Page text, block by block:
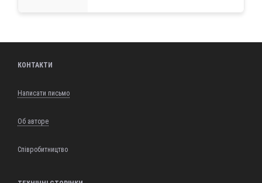
КОНТАКТИ
Написати письмо
Об авторе
Співробитництво